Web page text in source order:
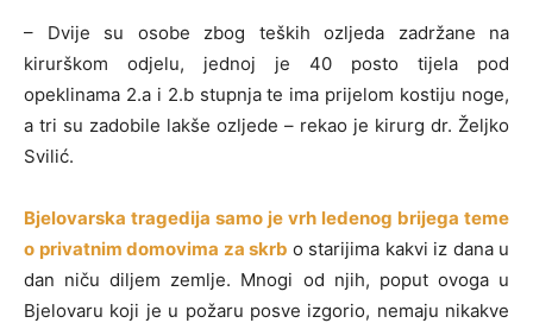
– Dvije su osobe zbog teških ozljeda zadržane na
kirurškom odjelu, jednoj je 40 posto tijela pod
opeklinama 2.a i 2.b stupnja te ima prijelom kostiju noge,
a tri su zadobile lakše ozljede – rekao je kirurg dr. Željko
Svilić.
Bjelovarska tragedija samo je vrh ledenog brijega teme
o privatnim domovima za skrb o starijima kakvi iz dana u
dan niču diljem zemlje. Mnogi od njih, poput ovoga u
Bjelovaru koji je u požaru posve izgorio, nemaju nikakve